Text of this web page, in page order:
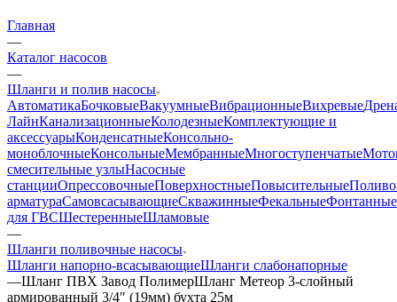
Главная
—
Каталог насосов
—
Шланги и полив насосы
АвтоматикаБочковыеВакуумныеВибрационныеВихревые
ЛайнКанализационныеКолодезныеКомплектующие и
аксессуарыКонденсатныеКонсольно-
моноблочныеКонсольныеМембранныеМногоступенчатые
смесительные узлыНасосные
станцииОпрессовочныеПоверхностныеПовысительные
арматураСамовсасывающиеСкважинныеФекальныеФонтанные
для ГВСШестеренныеШламовые
—
Шланги поливочные насосы
Шланги напорно-всасывающиеШланги слабонапорные
—Шланг ПВХ Завод ПолимерШланг Метеор 3-слойный
армированный 3/4″ (19мм) бухта 25м